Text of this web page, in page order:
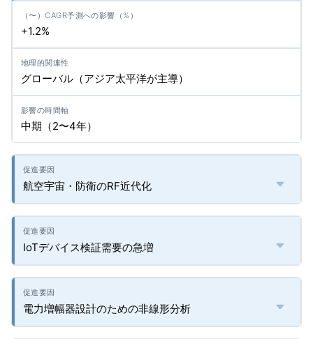
+1.2%
グローバル（アジア太平洋が主導）
中期（2〜4年）
航空宇宙・防衛のRF近代化
IoTデバイス検証需要の急増
電力増幅器設計のための非線形分析